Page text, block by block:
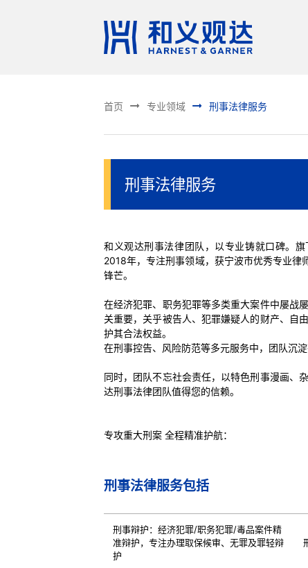
首页  专业领域  刑事法律服务
刑事法律服务
和义观达刑事法律团队，以专业铸就口碑。
2018年，专注刑事领域，获宁波市优秀专业律
锋芒。
在经济犯罪、职务犯罪等多类重大案件中屡战
关重要，关乎被告人、犯罪嫌疑人的财产、自
护其合法权益。
在刑事控告、风险防范等多元服务中，团队沉淀
同时，团队不忘社会责任，以特色刑事漫画、
达刑事法律团队值得您的信赖。
专攻重大刑案 全程精准护航：
刑事法律服务包括
刑事辩护：经济犯罪/职务犯罪/毒品案件精
准辩护，专注办理取保候审、无罪及罪轻辩
护